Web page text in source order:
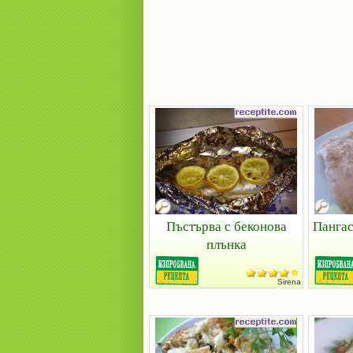
Пъстърва с беконова
плънка
Sirena